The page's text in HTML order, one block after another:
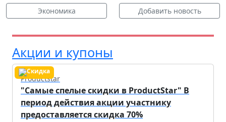
Экономика Добавить новость
Акции и купоны
Productstar
"Самые спелые скидки в ProductStar" В
период действия акции участнику
предоставляется скидка 70%